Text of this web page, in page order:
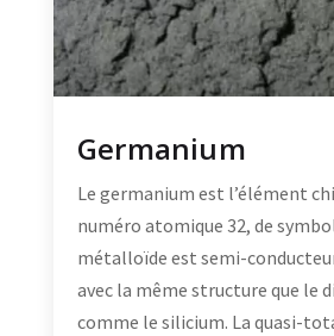
Germanium
Le germanium est l’élément
numéro atomique 32, de
métalloïde est semi-
avec la même structure que le
comme le silicium. La quasi-